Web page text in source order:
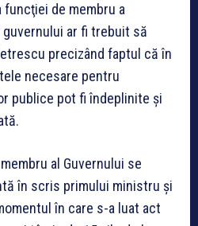
funcţiei de membru a
ar fi trebuit să
precizând faptul că în
necesare pentru
publice pot fi îndeplinite şi
al Guvernului se
în scris primului ministru şi
în care s-a luat act